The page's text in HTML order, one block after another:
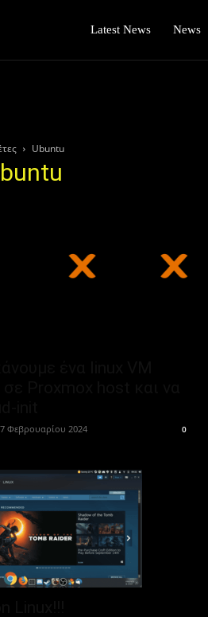
Latest News News
Ubuntu
Φεβρουαρίου 2024 0